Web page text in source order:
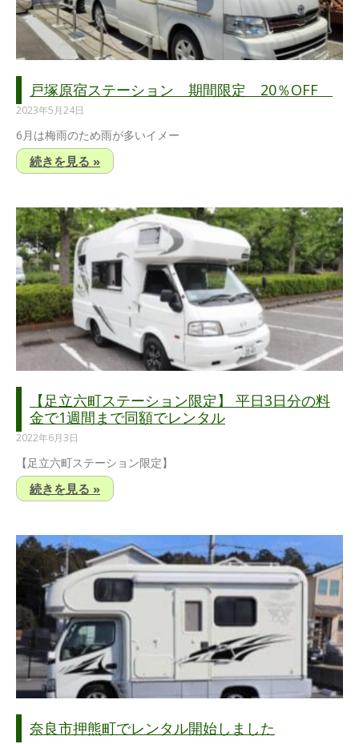
戸塚原宿ステーション 期間限定 20％OFF
2023年5月24日
6月は梅雨のため雨が多いイメー
続きを見る »
【足立六町ステーション限定】 平日3日分の料
金で1週間まで同額でレンタル
2022年6月3日
【足立六町ステーション限定】
続きを見る »
奈良市押熊町でレンタル開始しました